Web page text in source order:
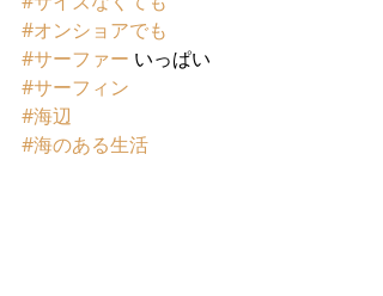
#オンショアでも
#サーファー いっぱい
#サーフィン
#海辺
#海のある生活